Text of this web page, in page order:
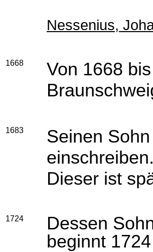
Nessenius,
1668 Von 1668
1683 Seinen Sohn
einschreiben.
Dieser ist
1724 Dessen
beginnt